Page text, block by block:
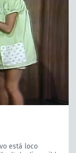
está loco